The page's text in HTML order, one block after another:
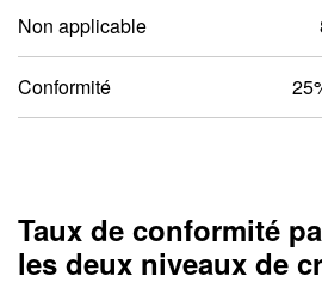
Non applicable
Conformité
Taux de conformité
les deux niveaux de